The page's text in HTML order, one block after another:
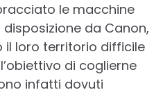
le macchine
da Canon,
loro territorio difficile
di coglierne
infatti dovuti